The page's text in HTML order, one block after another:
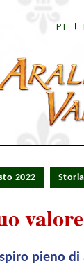
PT
2022
pieno di